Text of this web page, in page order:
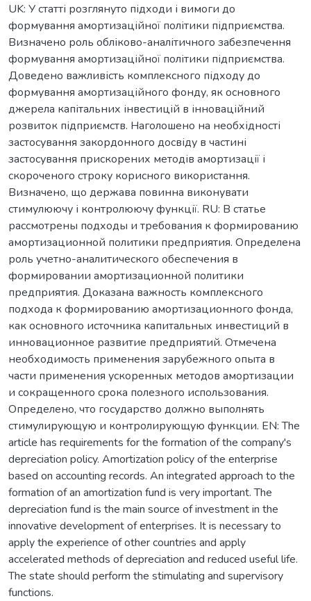
UK: У статті розглянуто підходи і вимоги до
формування амортизаційної політики підприємства.
Визначено роль обліково-аналітичного забезпечення
формування амортизаційної політики підприємства.
Доведено важливість комплексного підходу до
формування амортизаційного фонду, як основного
джерела капітальних інвестицій в інноваційний
розвиток підприємств. Наголошено на необхідності
застосування закордонного досвіду в частині
застосування прискорених методів амортизації і
скороченого строку корисного використання.
Визначено, що держава повинна виконувати
стимулюючу і контролюючу функції. RU: В статье
рассмотрены подходы и требования к формированию
амортизационной политики предприятия. Определена
роль учетно-аналитического обеспечения в
формировании амортизационной политики
предприятия. Доказана важность комплексного
подхода к формированию амортизационного фонда,
как основного источника капитальных инвестиций в
инновационное развитие предприятий. Отмечена
необходимость применения зарубежного опыта в
части применения ускоренных методов амортизации
и сокращенного срока полезного использования.
Определено, что государство должно выполнять
стимулирующую и контролирующую функции. EN: The
article has requirements for the formation of the company's
depreciation policy. Amortization policy of the enterprise
based on accounting records. An integrated approach to the
formation of an amortization fund is very important. The
depreciation fund is the main source of investment in the
innovative development of enterprises. It is necessary to
apply the experience of other countries and apply
accelerated methods of depreciation and reduced useful life.
The state should perform the stimulating and supervisory
functions.